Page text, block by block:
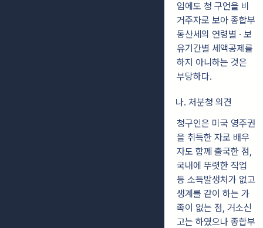
임에도 청 구언을 비
거주자로 보아 종합부
동산세의 연령별 · 보
유기간별 세액공제를
하지 아니하는 것은
부당하다.
나. 처분청 의견
청구인은 미국 영주권
을 취득한 자로 배우
자도 함께 출국한 점,
국내에 뚜렷한 직업
등 소득발생처가 없고
생계를 같이 하는 가
족이 없는 점, 거소신
고는 하였으나 종합부